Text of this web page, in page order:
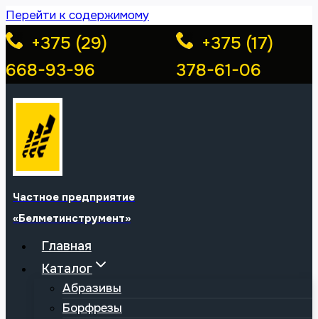
Перейти к содержимому
+375 (29)
668-93-96
+375 (17)
378-61-06
Частное предприятие
«Белметинструмент»
Главная
Каталог
Абразивы
Борфрезы